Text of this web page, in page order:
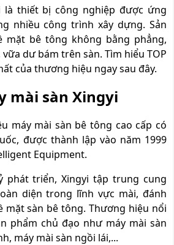
là thiết bị công nghiệp được ứng
nhiều công trình xây dựng. Sản
mặt bê tông không bằng phẳng,
dư bám trên sàn. Tìm hiểu TOP
của thương hiệu ngay sau đây.
mài sàn Xingyi
máy mài sàn bê tông cao cấp có
được thành lập vào năm 1999
Equipment.
phát triển, Xingyi tập trung cung
diện trong lĩnh vực mài, đánh
mặt sàn bê tông. Thương hiệu nổi
phẩm chủ đạo như máy mài sàn
máy mài sàn ngồi lái,...